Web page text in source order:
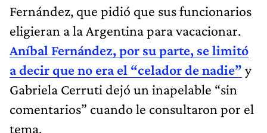
Fernández, que pidió que sus funcionarios
eligieran a la Argentina para vacacionar.
Aníbal Fernández, por su parte, se limitó
a decir que no era el “celador de nadie” y
Gabriela Cerruti dejó un inapelable “sin
comentarios” cuando le consultaron por el
tema.